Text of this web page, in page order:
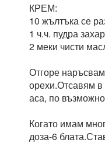
КРЕМ:
10 жълтъка се
1 ч.ч. пудра
2 меки чисти
Отгоре
орехи.Отсавям в
аса, по
Когато имам
доза-6